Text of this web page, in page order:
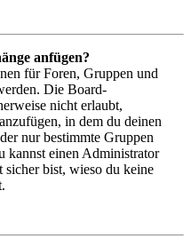
anfügen?
für Foren, Gruppen und
Die Board-
nicht erlaubt,
in dem du deinen
nur bestimmte Gruppen
kannst einen Administrator
bist, wieso du keine